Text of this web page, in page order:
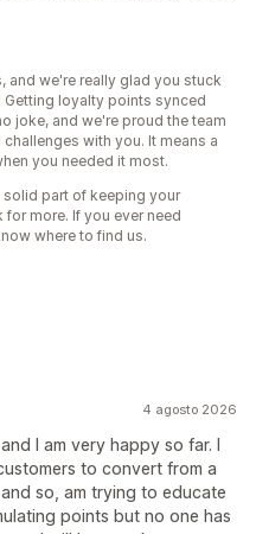
and we're really glad you stuck
loyalty points synced
joke, and we're proud the team
with you. It means a
you needed it most.
solid part of keeping your
more. If you ever need
where to find us.
4 agosto 2026
I am very happy so far. I
to convert from a
so, am trying to educate
points but no one has